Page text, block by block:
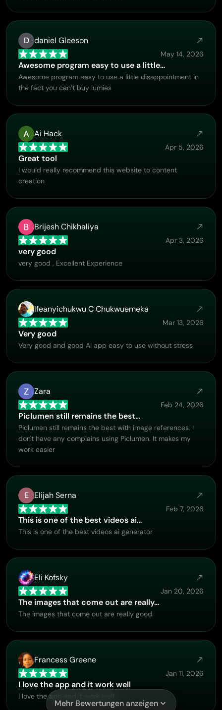
D daniel Gleeson
May 14, 2026
Awesome program easy to use a little…
Awesome program easy to use a little disappointment in
the fact you can’t buy lumies
Ai Hack
Apr 5, 2026
Great tool
I would really recommend this website to content
creation
Brijesh Chikhaliya
Apr 3, 2026
very good
very good , Excellent Experience
Ifeanyichukwu C Chukwuemeka
Mar 13, 2026
Very good
Very good and good AI app easy to use without stress
Zara
Feb 24, 2026
Piclumen still remains the best…
Piclumen still remains the best with image references. I
don't have any complains using Piclumen. It makes my
work easier
E Elijah Serna
Feb 7, 2026
This is one of the best videos ai…
This is one of the best videos ai generator
Eli Kofsky
Jan 20, 2026
The images that come out are really…
The images that come out are really good.
Francess Greene
Jan 11, 2026
I love the app and it work well
I love the app and it work well
Mehr Bewertungen anzeigen